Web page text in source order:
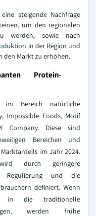
steigende Nachfrage
um den regionalen
werden, sowie nach
in der Region und
Markt zu erhöhen.
Protein-
im Bereich natürliche
Impossible Foods, Motif
Company. Diese sind
Bereichen und
im Jahr 2024.
durch geringere
Regulierung und die
definiert. Wenn
in die traditionelle
werden frühe